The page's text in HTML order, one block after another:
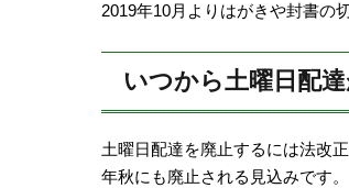
2019年10月よりはがきや封書の
いつから土曜日配達
土曜日配達を廃止するには法改
年秋にも廃止される見込みです。